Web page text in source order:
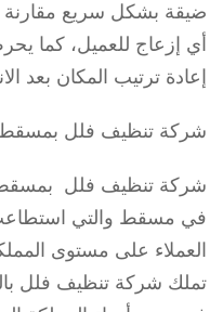
ضيقة بشكل سريع مقارنة
أي إزعاج للعميل، كما
إعادة ترتيب المكان بعد
شركة تنظيف فلل
شركة تنظيف فلل
في مسقط والتي
العملاء على مستوى
تملك شركة تنظيف فلل